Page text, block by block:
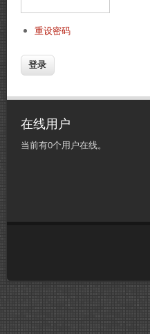
重设密码
在线用户
当前有0个用户在线。